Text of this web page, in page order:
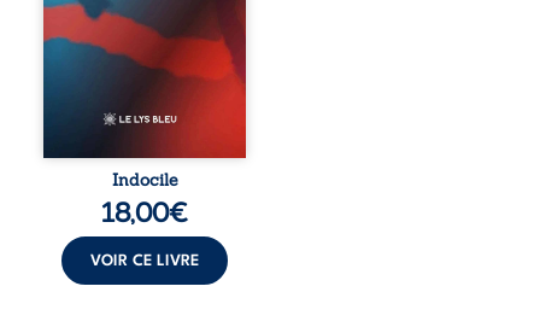
qu’on administre
et les liens qu’on
sabote, cet
ouvrage parle à
vivent trop fort,
trop vrai, trop tôt.
traversée. Une
langue nue. Une
insurrection
calme. Une
déclaration
d’existence pour ...
Indocile
18,00€
VOIR CE LIVRE